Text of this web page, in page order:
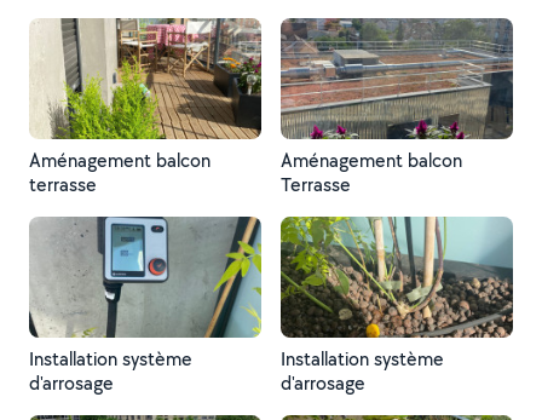
Aménagement balcon
terrasse
Aménagement balcon
Terrasse
Installation système
d'arrosage
Installation système
d'arrosage